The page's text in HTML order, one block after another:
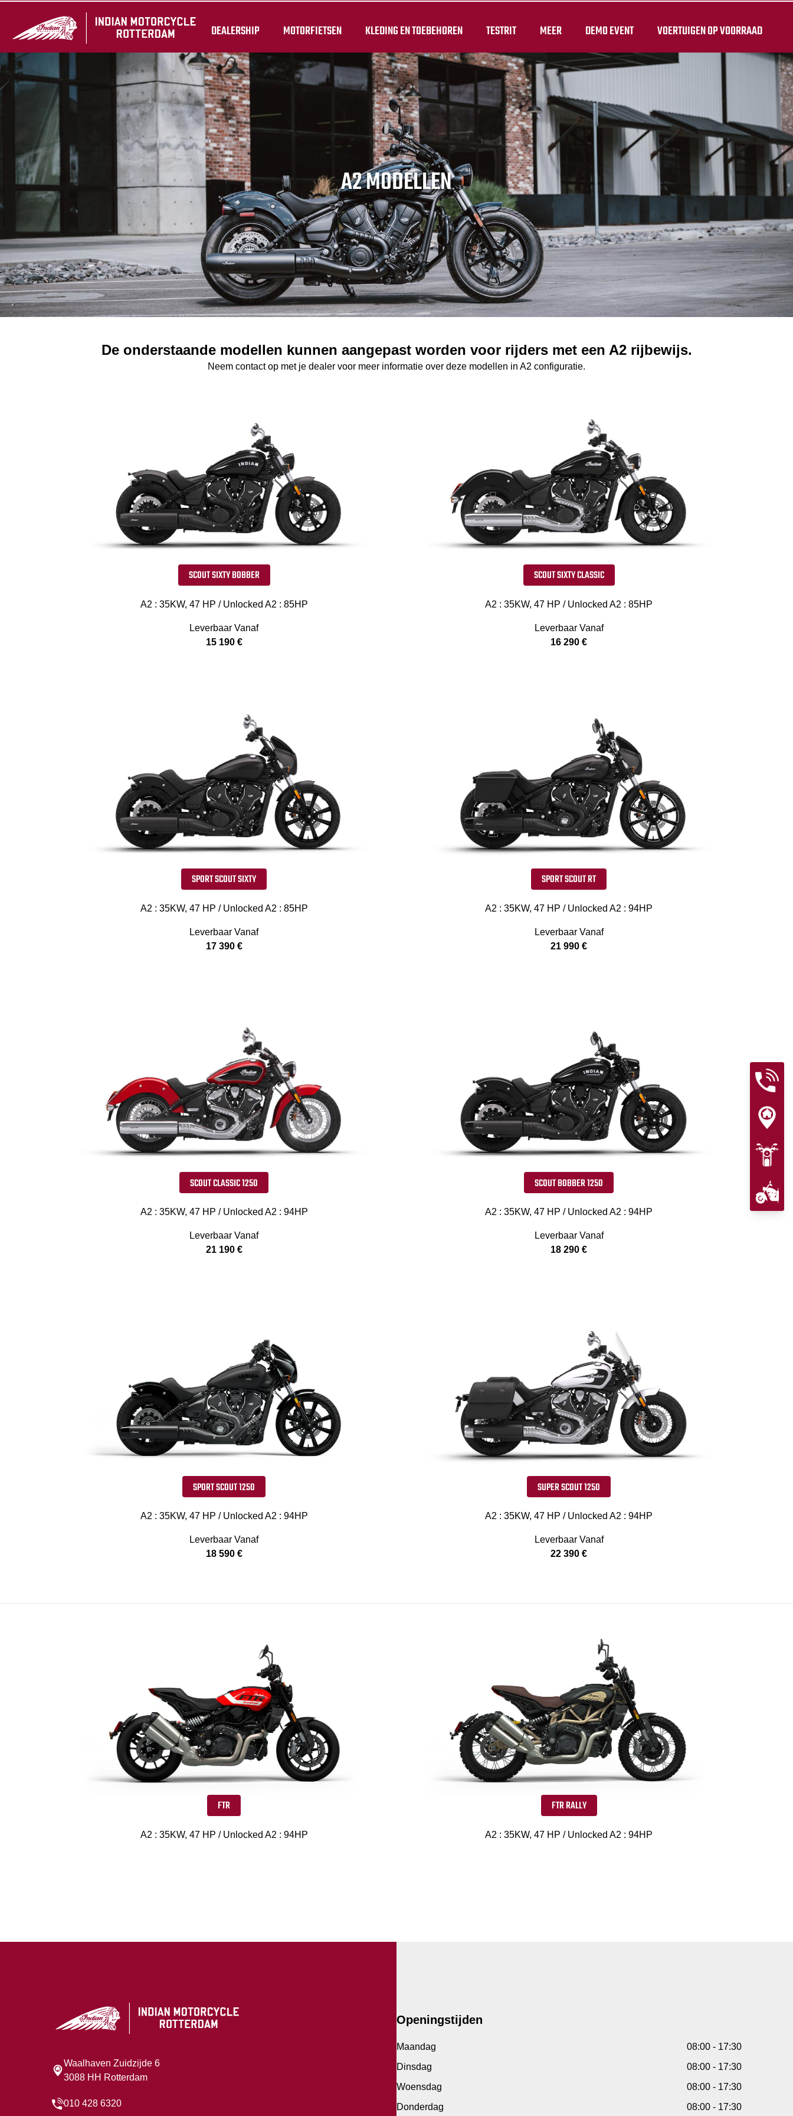
DEALERSHIP MOTORFIETSEN KLEDING EN TOEBEHOREN TESTRIT MEER DEMO EVENT VOERTUIGEN OP VOORRAAD
A2 MODELLEN
De onderstaande modellen kunnen aangepast worden voor rijders met een A2 rijbewijs.
Neem contact op met je dealer voor meer informatie over deze modellen in A2 configuratie.
SCOUT SIXTY BOBBER
A2 : 35KW, 47 HP / Unlocked A2 : 85HP
Leverbaar Vanaf
15 190 €
SCOUT SIXTY CLASSIC
A2 : 35KW, 47 HP / Unlocked A2 : 85HP
Leverbaar Vanaf
16 290 €
SPORT SCOUT SIXTY
A2 : 35KW, 47 HP / Unlocked A2 : 85HP
Leverbaar Vanaf
17 390 €
SPORT SCOUT RT
A2 : 35KW, 47 HP / Unlocked A2 : 94HP
Leverbaar Vanaf
21 990 €
SCOUT CLASSIC 1250
A2 : 35KW, 47 HP / Unlocked A2 : 94HP
Leverbaar Vanaf
21 190 €
SCOUT BOBBER 1250
A2 : 35KW, 47 HP / Unlocked A2 : 94HP
Leverbaar Vanaf
18 290 €
SPORT SCOUT 1250
A2 : 35KW, 47 HP / Unlocked A2 : 94HP
Leverbaar Vanaf
18 590 €
SUPER SCOUT 1250
A2 : 35KW, 47 HP / Unlocked A2 : 94HP
Leverbaar Vanaf
22 390 €
FTR
A2 : 35KW, 47 HP / Unlocked A2 : 94HP
FTR RALLY
A2 : 35KW, 47 HP / Unlocked A2 : 94HP
Waalhaven Zuidzijde 6
3088 HH Rotterdam
010 428 6320
Openingstijden
Maandag
08:00 - 17:30
Dinsdag
08:00 - 17:30
Woensdag
08:00 - 17:30
Donderdag
08:00 - 17:30